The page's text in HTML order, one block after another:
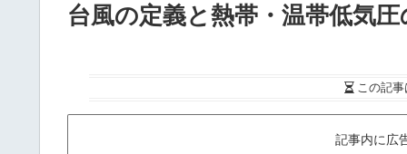
台風の定義と熱帯・温帯低気
この記事
記事内に広